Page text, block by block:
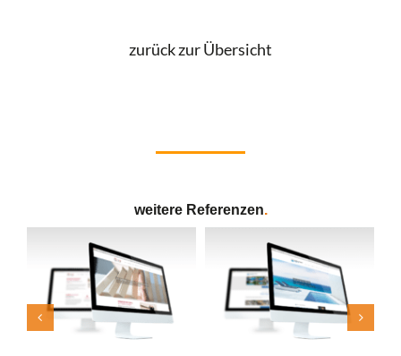
zurück zur Übersicht
weitere Referenzen.